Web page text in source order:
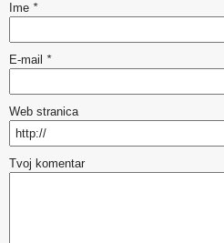
Ime *
E-mail *
Web stranica
Tvoj komentar